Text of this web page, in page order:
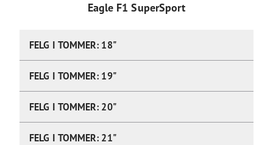
Eagle F1 SuperSport
FELG I TOMMER: 18"
FELG I TOMMER: 19"
FELG I TOMMER: 20"
FELG I TOMMER: 21"